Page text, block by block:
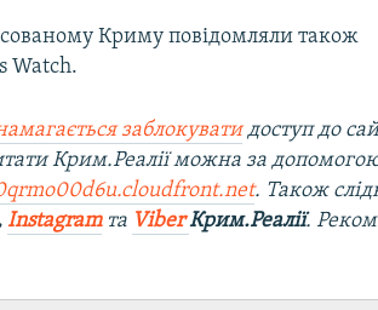
Криму повідомляли також
Watch.
заблокуватидоступ до
Крим.Реалії можна за
. Також
Instagramта ViberКрим.Реалії.